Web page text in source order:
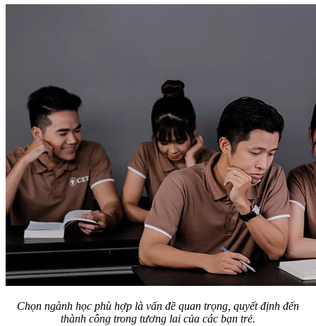
Chọn ngành học phù hợp là vấn đề quan trọng, quyết định đến
thành công trong tương lai của các bạn trẻ.